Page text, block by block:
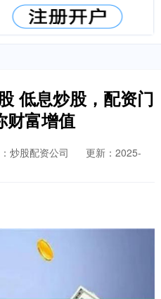
低息炒股，配资门
财富增值
炒股配资公司
更新：2025-